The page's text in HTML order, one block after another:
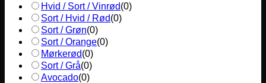
Hvid / Sort / Vinrød(0)
Sort / Hvid / Rød(0)
Sort / Grøn(0)
Sort / Orange(0)
Mørkerød(0)
Sort / Grå(0)
Avocado(0)